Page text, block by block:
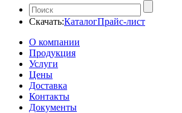
Скачать:КаталогПрайс-лист
О компании
Продукция
Услуги
Цены
Доставка
Контакты
Документы